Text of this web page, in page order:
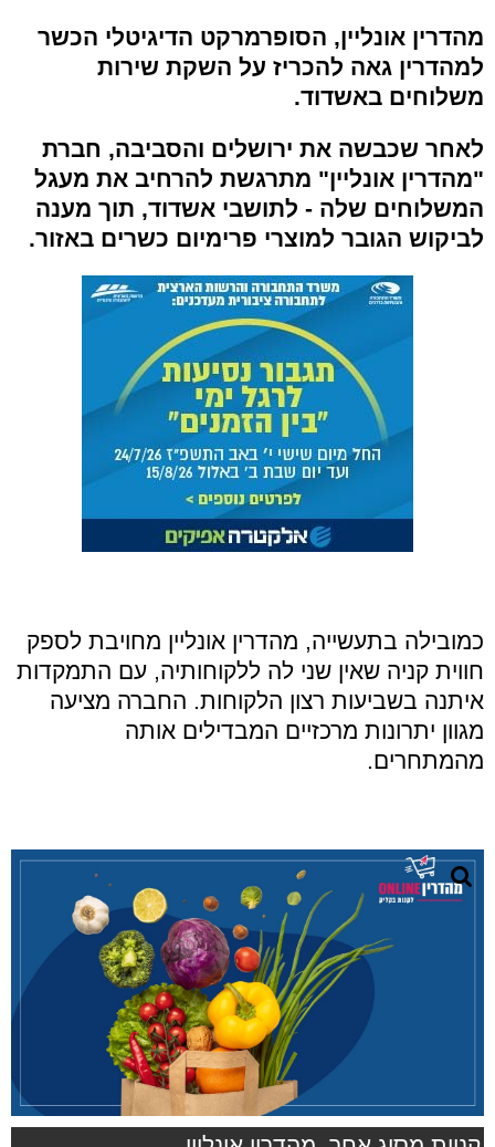
מהדרין אונליין, הסופרמרקט הדיגיטלי הכשר
למהדרין גאה להכריז על השקת שירות
משלוחים באשדוד.
לאחר שכבשה את ירושלים והסביבה, חברת
"מהדרין אונליין" מתרגשת להרחיב את מעגל
המשלוחים שלה - לתושבי אשדוד, תוך מענה
לביקוש הגובר למוצרי פרימיום כשרים באזור.
כמובילה בתעשייה, מהדרין אונליין מחויבת לספק
חווית קניה שאין שני לה ללקוחותיה, עם התמקדות
איתנה בשביעות רצון הלקוחות. החברה מציעה
מגוון יתרונות מרכזיים המבדילים אותה
מהמתחרים.